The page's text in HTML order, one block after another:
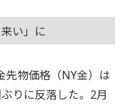
い」に
先物価格（NY金）は
りに反落した。2月